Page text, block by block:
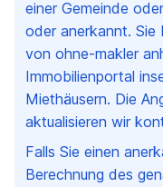
einer Gemeinde
oder anerkannt. Sie
von ohne-makler
Immobilienportal
Miethäusern. Die
aktualisieren wir
Falls Sie einen
Berechnung des